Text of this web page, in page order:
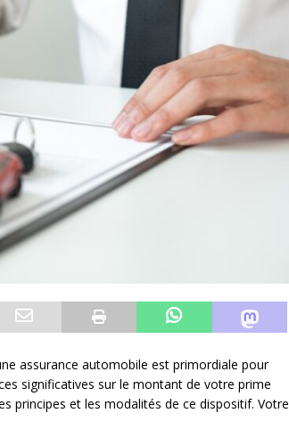
assurance automobile est primordiale pour
significatives sur le montant de votre prime
principes et les modalités de ce dispositif. Votre